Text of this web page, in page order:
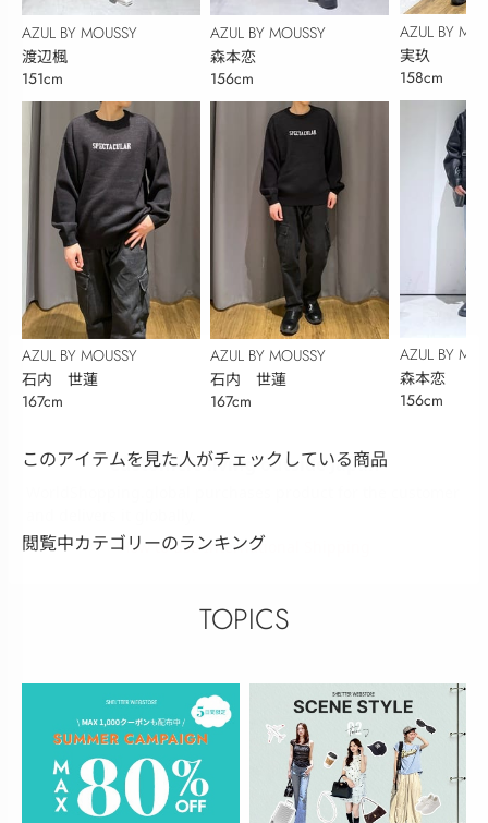
AZUL BY MOUSSY
渡辺楓
151cm
AZUL BY MOUSSY
石内 世蓮
167cm
AZUL BY MOUSSY
森本恋
156cm
AZUL BY MOUSSY
石内 世蓮
167cm
AZUL BY
実玖
158cm
AZUL BY
森本恋
156cm
このアイテムを見た人がチェックしている商品
閲覧中カテゴリーのランキング
TOPICS